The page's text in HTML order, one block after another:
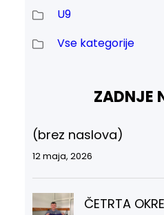
U9
Vse kategorije
ZADNJE
(brez naslova)
12 maja, 2026
ČETRTA